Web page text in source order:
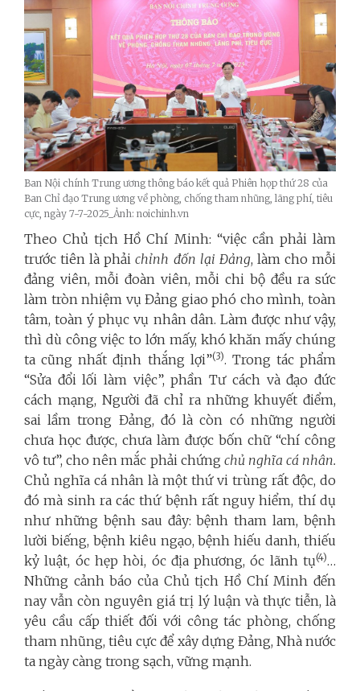
Ban Nội chính Trung ương thông báo kết quả Phiên họp thứ 28 của
Ban Chỉ đạo Trung ương về phòng, chống tham nhũng, lãng phí, tiêu
cực, ngày 7-7-2025_Ảnh: noichinh.vn
Theo Chủ tịch Hồ Chí Minh: “việc cần phải làm
trước tiên là phảichỉnh đốn lại Đảng, làm cho mỗi
đảng viên, mỗi đoàn viên, mỗi chi bộ đều ra sức
làm tròn nhiệm vụ Đảng giao phó cho mình, toàn
tâm, toàn ý phục vụ nhân dân. Làm được như vậy,
thì dù công việc to lớn mấy, khó khăn mấy chúng
ta cũng nhất định thắng lợi”(3). Trong tác phẩm
“Sửa đổi lối làm việc”, phần Tư cách và đạo đức
cách mạng, Người đã chỉ ra những khuyết điểm,
sai lầm trong Đảng, đó là còn có những người
chưa học được, chưa làm được bốn chữ “chí công
vô tư”, cho nên mắc phải chứng chủ nghĩa cá nhân.
Chủ nghĩa cá nhân là một thứ vi trùng rất độc, do
đó mà sinh ra các thứ bệnh rất nguy hiểm, thí dụ
như những bệnh sau đây: bệnh tham lam, bệnh
lười biếng, bệnh kiêu ngạo, bệnh hiếu danh, thiếu
kỷ luật, óc hẹp hòi, óc địa phương, óc lãnh tụ(4)…
Những cảnh báo của Chủ tịch Hồ Chí Minh đến
nay vẫn còn nguyên giá trị lý luận và thực tiễn, là
yêu cầu cấp thiết đối với công tác phòng, chống
tham nhũng, tiêu cực để xây dựng Đảng, Nhà nước
ta ngày càng trong sạch, vững mạnh.